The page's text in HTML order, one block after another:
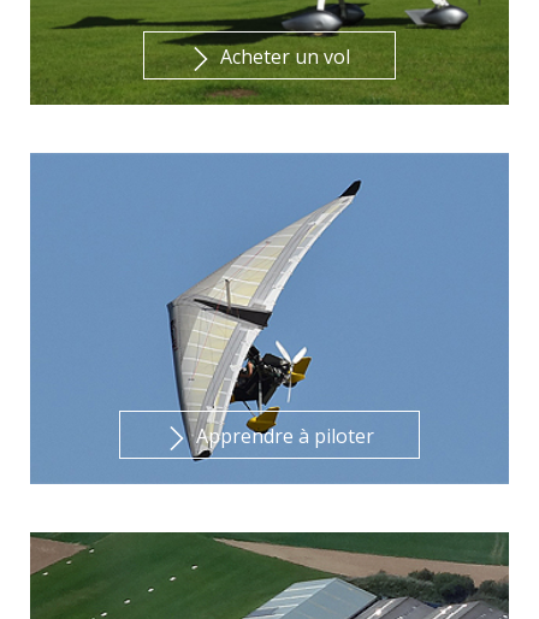
Acheter un vol
Apprendre à piloter